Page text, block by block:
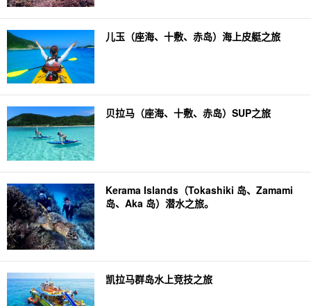
儿玉（座海、十敷、赤岛）海上皮艇之旅
贝拉马（座海、十敷、赤岛）SUP之旅
Kerama Islands（Tokashiki 岛、Zamami
岛、Aka 岛）潜水之旅。
凯拉马群岛水上竞技之旅